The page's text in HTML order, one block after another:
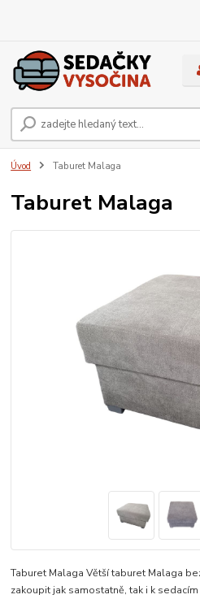
Úvod Taburet Malaga
Taburet Malaga
Taburet Malaga Větší taburet Malaga
zakoupit jak samostatně, tak i k